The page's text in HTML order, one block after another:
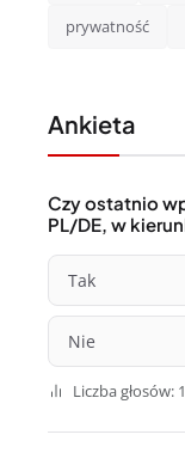
prywatność
Ankieta
Czy ostatnio
PL/DE, w
Tak
Nie
Liczba głosów: